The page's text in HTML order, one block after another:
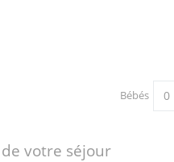
Bébés
votre séjour